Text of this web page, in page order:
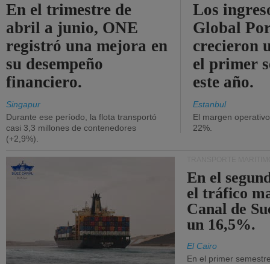
En el trimestre de
abril a junio, ONE
registró una mejora en
su desempeño
financiero.
Singapur
Durante ese período, la flota transportó
casi 3,3 millones de contenedores
(+2,9%).
Los
Global
crecieron
el primer
este año.
Estanbul
El margen
22%.
En el
el tráfico
Canal de
un 16,5%.
El Cairo
En el primer